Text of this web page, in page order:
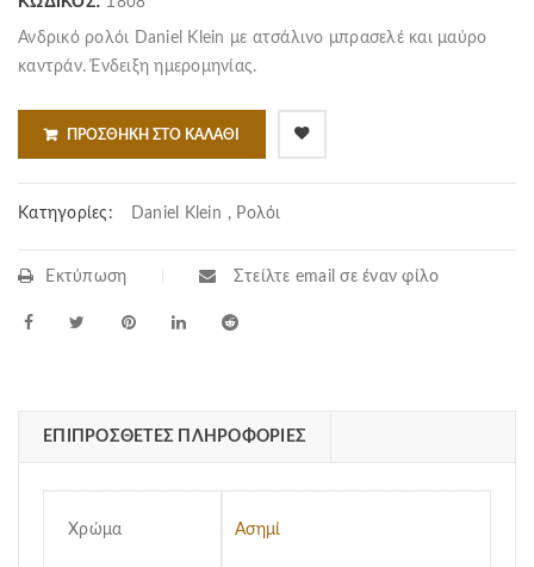
Ανδρικό ρολόι Daniel Klein με ατσάλινο μπρασελέ και μαύρο
καντράν. Ένδειξη ημερομηνίας.
ΠΡΟΣΘΉΚΗ ΣΤΟ ΚΑΛΆΘΙ
Κατηγορίες: Daniel Klein , Ρολόι
Εκτύπωση Στείλτε email σε έναν φίλο
ΕΠΙΠΡΌΣΘΕΤΕΣ ΠΛΗΡΟΦΟΡΊΕΣ
Χρώμα Ασημί